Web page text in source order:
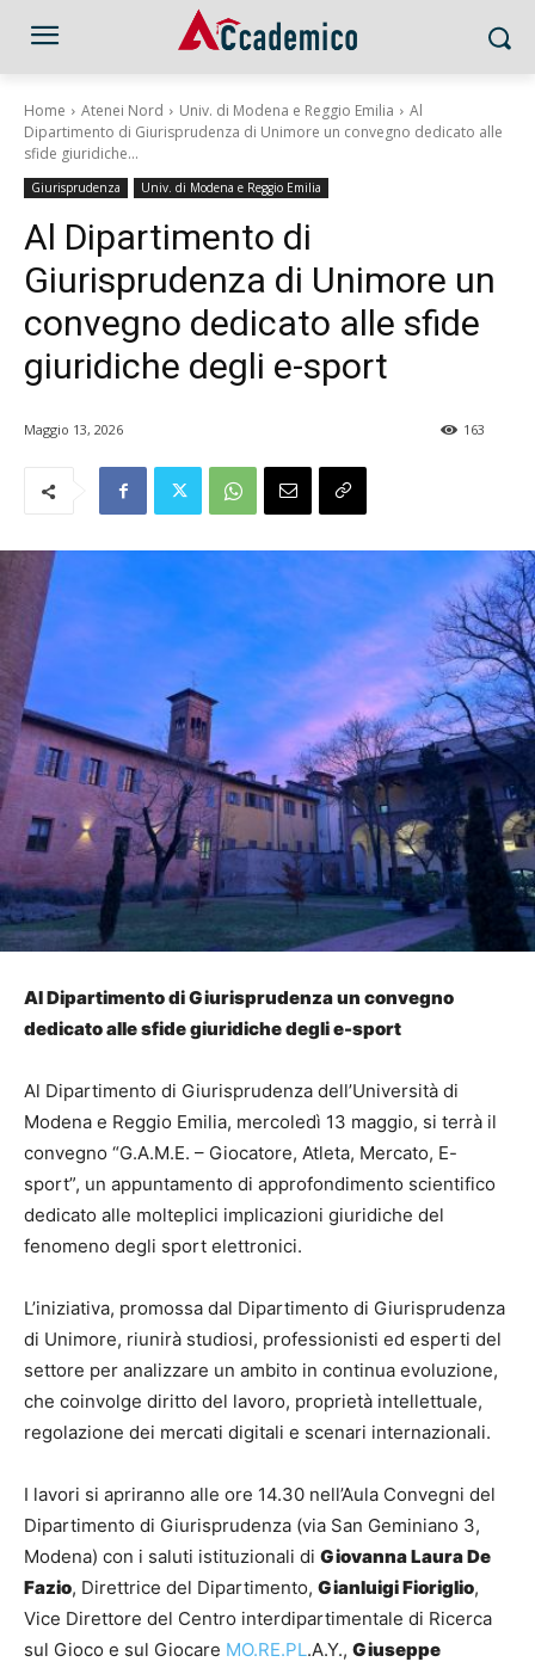
Home Atenei Nord Univ. di Modena e Reggio Emilia
Al
Dipartimento di Giurisprudenza di Unimore un convegno dedicato alle
sfide giuridiche...
Giurisprudenza Univ. di Modena e Reggio Emilia
Al Dipartimento di
Giurisprudenza di Unimore un
convegno dedicato alle sfide
giuridiche degli e-sport
Maggio 13, 2026 163
Al Dipartimento di Giurisprudenza un convegno
dedicato alle sfide giuridiche degli e-sport
Al Dipartimento di Giurisprudenza dell’Università di
Modena e Reggio Emilia, mercoledì 13 maggio, si terrà il
convegno “G.A.M.E. – Giocatore, Atleta, Mercato, E-
sport”, un appuntamento di approfondimento scientifico
dedicato alle molteplici implicazioni giuridiche del
fenomeno degli sport elettronici.
L’iniziativa, promossa dal Dipartimento di Giurisprudenza
di Unimore, riunirà studiosi, professionisti ed esperti del
settore per analizzare un ambito in continua evoluzione,
che coinvolge diritto del lavoro, proprietà intellettuale,
regolazione dei mercati digitali e scenari internazionali.
I lavori si apriranno alle ore 14.30 nell’Aula Convegni del
Dipartimento di Giurisprudenza (via San Geminiano 3,
Modena) con i saluti istituzionali di Giovanna Laura De
Fazio, Direttrice del Dipartimento, Gianluigi Fioriglio,
Vice Direttore del Centro interdipartimentale di Ricerca
sul Gioco e sul Giocare MO.RE.PL.A.Y., Giuseppe